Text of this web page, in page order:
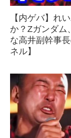
【内ゲバ】れ
か？Zガンダム
な高井副幹事
ネル】